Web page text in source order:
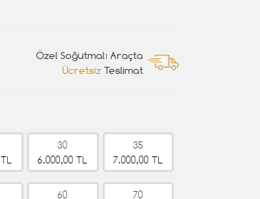
Özel Soğutmalı Araçta
Ücretsiz Teslimat
30
6.000,00 TL
35
7.000,00 TL
60
70